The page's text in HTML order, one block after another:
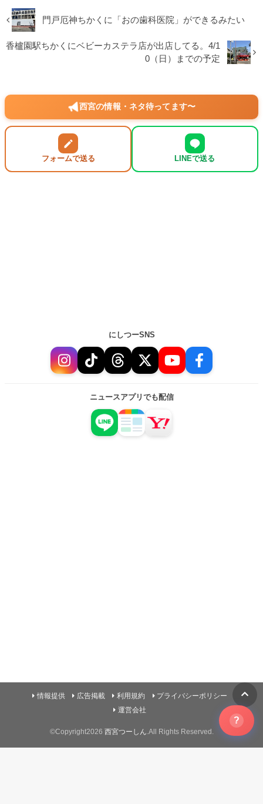
門戸厄神ちかくに「おの歯科医院」ができるみたい
香櫨園駅ちかくにベビーカステラ店が出店してる。4/1
0（日）までの予定
西宮の情報・ネタ待ってます〜
フォームで送る LINEで送る
にしつーSNS
ニュースアプリでも配信
情報提供 広告掲載 利用規約
プライバシーポリシー
運営会社
©Copyright2026 西宮つーしん.All Rights Reserved.
?